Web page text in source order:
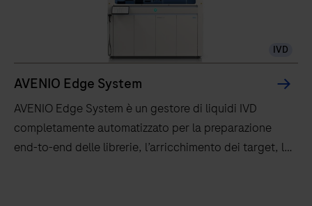
IVD
AVENIO Edge System
AVENIO Edge System è un gestore di liquidi IVD
completamente automatizzato per la preparazione
end-to-end delle librerie, l’arricchimento dei target, la